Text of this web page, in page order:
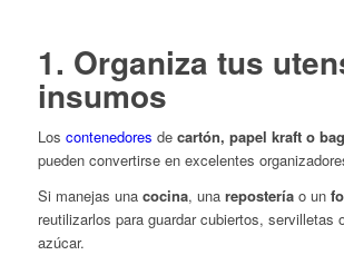
1. Organiza tus
insumos
Los contenedores de cartón, papel kraft o
pueden convertirse en excelentes
Si manejas unacocina, una reposteríao un
reutilizarlos para guardar cubiertos, servilletas
azúcar.